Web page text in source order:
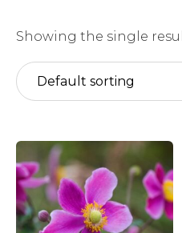
Showing the single